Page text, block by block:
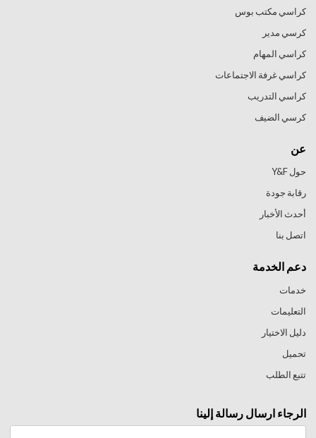
كراسي مكتب بوس
كرسي مدير
كراسي المهام
كراسي غرفة الاجتماعات
كراسي التدريب
كرسي الضيف
عن
حول Y&F
رقابة جودة
أحدث الأخبار
اتصل بنا
دعم الخدمة
خدمات
التعليمات
دليل الاختيار
تحميل
تتبع الطلب
الرجاء ارسال رسالة إلينا